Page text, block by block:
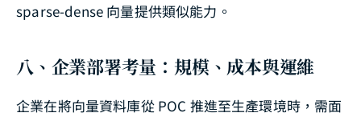
sparse-dense 向量提供類似能力。
八、企業部署考量：規模、成本與運維
企業在將向量資料庫從 POC 推進至生產環境時，需面